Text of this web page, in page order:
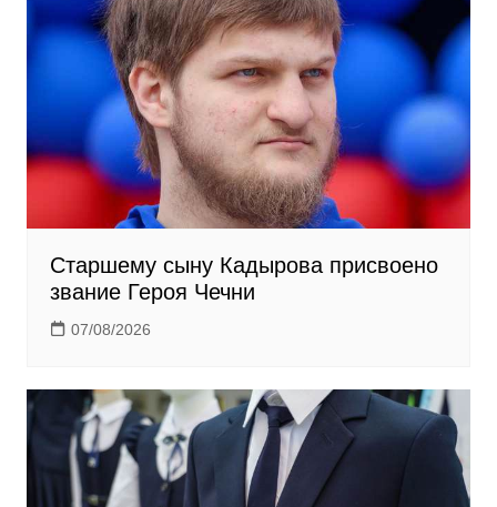
i
k
Старшему сыну Кадырова присвоено
звание Героя Чечни
07/08/2026